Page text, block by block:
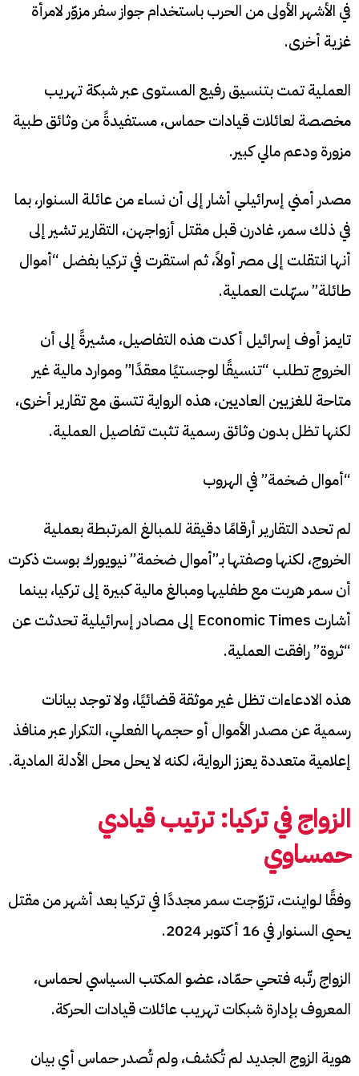
في الأشهر الأولى من الحرب باستخدام جواز سفر مزوّر لامرأة
غزية أخرى.
العملية تمت بتنسيق رفيع المستوى عبر شبكة تهريب
مخصصة لعائلات قيادات حماس، مستفيدةً من وثائق طبية
مزورة ودعم مالي كبير.
مصدر أمني إسرائيلي أشار إلى أن نساء من عائلة السنوار، بما
في ذلك سمر، غادرن قبل مقتل أزواجهن، التقارير تشير إلى
أنها انتقلت إلى مصر أولاً، ثم استقرت في تركيا بفضل “أموال
طائلة” سهّلت العملية.
تايمز أوف إسرائيل أكدت هذه التفاصيل، مشيرةً إلى أن
الخروج تطلب “تنسيقًا لوجستيًا معقدًا” وموارد مالية غير
متاحة للغزيين العاديين، هذه الرواية تتسق مع تقارير أخرى،
لكنها تظل بدون وثائق رسمية تثبت تفاصيل العملية.
“أموال ضخمة” في الهروب
لم تحدد التقارير أرقامًا دقيقة للمبالغ المرتبطة بعملية
الخروج، لكنها وصفتها بـ”أموال ضخمة” نيويورك بوست ذكرت
أن سمر هربت مع طفليها ومبالغ مالية كبيرة إلى تركيا، بينما
أشارت Economic Times إلى مصادر إسرائيلية تحدثت عن
“ثروة” رافقت العملية.
هذه الادعاءات تظل غير موثقة قضائيًا، ولا توجد بيانات
رسمية عن مصدر الأموال أو حجمها الفعلي، التكرار عبر منافذ
إعلامية متعددة يعزز الرواية، لكنه لا يحل محل الأدلة المادية.
الزواج في تركيا: ترتيب قيادي
حمساوي
وفقًا لـواينت، تزوّجت سمر مجددًا في تركيا بعد أشهر من مقتل
يحيى السنوار في 16 أكتوبر 2024.
الزواج رتّبه فتحي حمّاد، عضو المكتب السياسي لحماس،
المعروف بإدارة شبكات تهريب عائلات قيادات الحركة.
هوية الزوج الجديد لم تُكشف، ولم تُصدر حماس أي بيان